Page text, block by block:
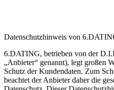
Datenschutzhinweis von
6.DATING, betrieben von der
„Anbieter“ genannt), legt großen
Schutz der Kundendaten. Zum
beachtet der Anbieter daher die